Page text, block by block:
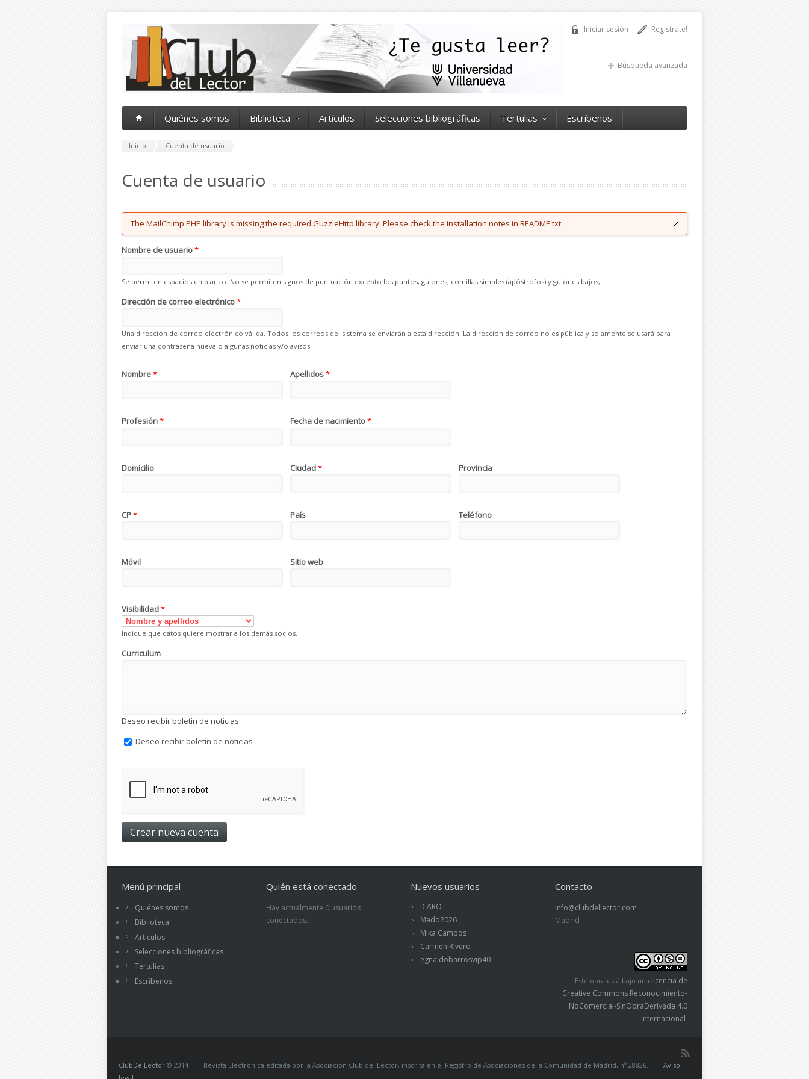
Regístrate!
Iniciar sesión
Búsqueda avanzada
Quiénes somos Biblioteca Artículos Selecciones bibliográficas Tertulias Escríbenos
Inicio Cuenta de usuario
Cuenta de usuario
Error message
The MailChimp PHP library is missing the required GuzzleHttp library. Please check the installation notes in README.txt.
Nombre de usuario*
Se permiten espacios en blanco. No se permiten signos de puntuación excepto los puntos, guiones, comillas simples (apóstrofos) y guiones bajos,
Dirección de correo electrónico*
Una dirección de correo electrónico válida. Todos los correos del sistema se enviarán a esta dirección. La dirección de correo no es pública y solamente se usará para
enviar una contraseña nueva o algunas noticias y/o avisos.
Nombre* Apellidos*
Profesión* Fecha de nacimiento*
Domicilio Ciudad* Provincia
CP* País Teléfono
Móvil Sitio web
Visibilidad*
Indique que datos quiere mostrar a los demás socios.
Curriculum
Deseo recibir boletín de noticias
Deseo recibir boletín de noticias
Menú principal
Quiénes somos
Biblioteca
Artículos
Selecciones bibliográficas
Tertulias
Escríbenos
Quién está conectado
Hay actualmente 0 usuarios
conectados.
Nuevos usuarios
ICARO
Madb2026
Mika Campos
Carmen Rivero
egnaldobarrosvip40
Contacto
info@clubdellector.com
Madrid
Este obra está bajo una licencia de
Creative Commons Reconocimiento-
NoComercial-SinObraDerivada 4.0
Internacional
ClubDelLector © 2014 | Revista Electrónica editada por la Asociación Club del Lector, inscrita en el Registro de Asociaciones de la Comunidad de Madrid, nº 28826. | Aviso